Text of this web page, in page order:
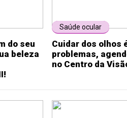
do seu
beleza
Saúde ocular
Cuidar dos olhos
problemas,
no Centro da